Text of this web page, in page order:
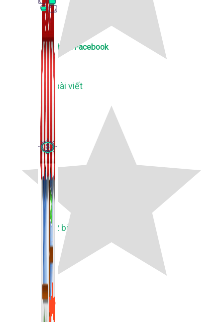
Thủ Thuật Facebook
536 bài viết
Kiếm Tiền MMO
1,422 bài viết